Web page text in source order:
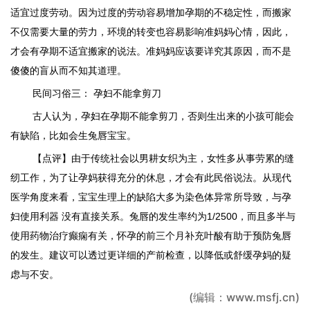
适宜过度劳动。因为过度的劳动容易增加孕期的不稳定性，而搬家
不仅需要大量的劳力，环境的转变也容易影响准妈妈心情，因此，
才会有孕期不适宜搬家的说法。准妈妈应该要详究其原因，而不是
傻傻的盲从而不知其道理。
民间习俗三： 孕妇不能拿剪刀
古人认为，孕妇在孕期不能拿剪刀，否则生出来的小孩可能会
有缺陷，比如会生兔唇宝宝。
【点评】由于传统社会以男耕女织为主，女性多从事劳累的缝
纫工作，为了让孕妈获得充分的休息，才会有此民俗说法。从现代
医学角度来看，宝宝生理上的缺陷大多为染色体异常所导致，与孕
妇使用利器 没有直接关系。兔唇的发生率约为1/2500，而且多半与
使用药物治疗癫痫有关，怀孕的前三个月补充叶酸有助于预防兔唇
的发生。建议可以透过更详细的产前检查，以降低或舒缓孕妈的疑
虑与不安。
(编辑：www.msfj.cn)